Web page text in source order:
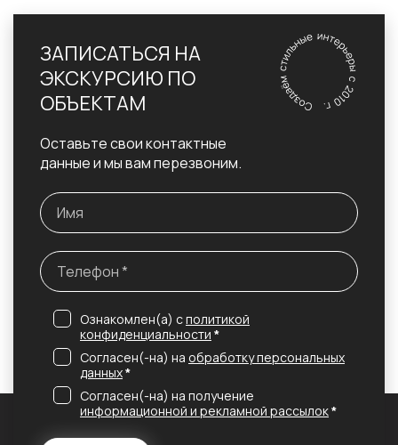
ЗАПИСАТЬСЯ НА
ЭКСКУРСИЮ ПО
ОБЪЕКТАМ
Оставьте свои контактные
данные и мы вам перезвоним.
Ознакомлен(а) сполитикой
конфиденциальности *
Согласен(-на) на обработку персональных
данных*
Согласен(-на) на получение
информационной и рекламной рассылок*